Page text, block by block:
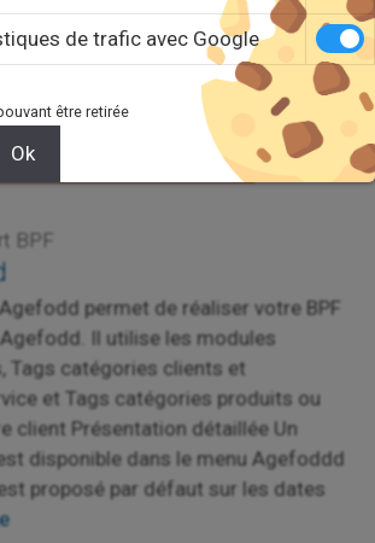
BPF
permet de réaliser votre BPF
Il utilise les modules
Tags catégories clients et
et Tags catégories produits ou
client Présentation détaillée Un
disponible dans le menu Agefoddd
proposé par défaut sur les dates
de trafic avec Google
être retirée
Ok